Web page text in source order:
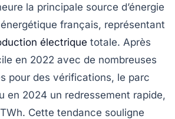
la principale source d’énergie
français, représentant
électrique totale. Après
en 2022 avec de nombreuses
pour des vérifications, le parc
en 2024 un redressement rapide,
Cette tendance souligne